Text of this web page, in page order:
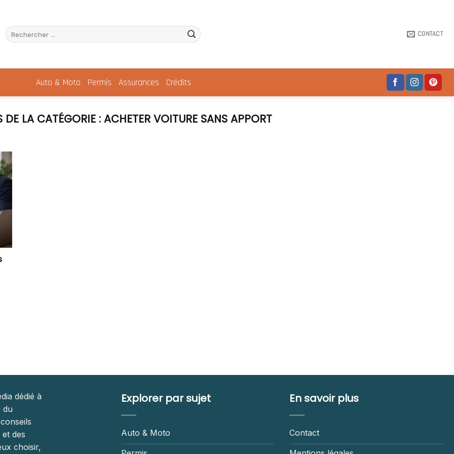
CONTACT
Auto & Moto Permis Assurances Crédits
ACHETER VOITURE SANS APPORT
dédié à
du
des
choisir,
Explorer par sujet
Auto & Moto
En savoir plus
Contact